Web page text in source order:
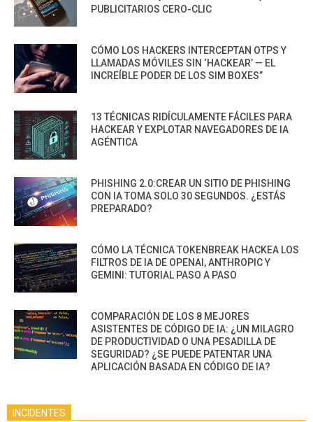
PUBLICITARIOS CERO-CLIC
CÓMO LOS HACKERS INTERCEPTAN OTPS Y
LLAMADAS MÓVILES SIN ‘HACKEAR’ — EL
INCREÍBLE PODER DE LOS SIM BOXES”
13 TÉCNICAS RIDÍCULAMENTE FÁCILES PARA
HACKEAR Y EXPLOTAR NAVEGADORES DE IA
AGÉNTICA
PHISHING 2.0:CREAR UN SITIO DE PHISHING
CON IA TOMA SOLO 30 SEGUNDOS. ¿ESTÁS
PREPARADO?
CÓMO LA TÉCNICA TOKENBREAK HACKEA LOS
FILTROS DE IA DE OPENAI, ANTHROPIC Y
GEMINI: TUTORIAL PASO A PASO
COMPARACIÓN DE LOS 8 MEJORES
ASISTENTES DE CÓDIGO DE IA: ¿UN MILAGRO
DE PRODUCTIVIDAD O UNA PESADILLA DE
SEGURIDAD? ¿SE PUEDE PATENTAR UNA
APLICACIÓN BASADA EN CÓDIGO DE IA?
INCIDENTES